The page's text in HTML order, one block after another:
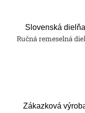
Slovenská dielňa
Ručná remeselná
Zákazková